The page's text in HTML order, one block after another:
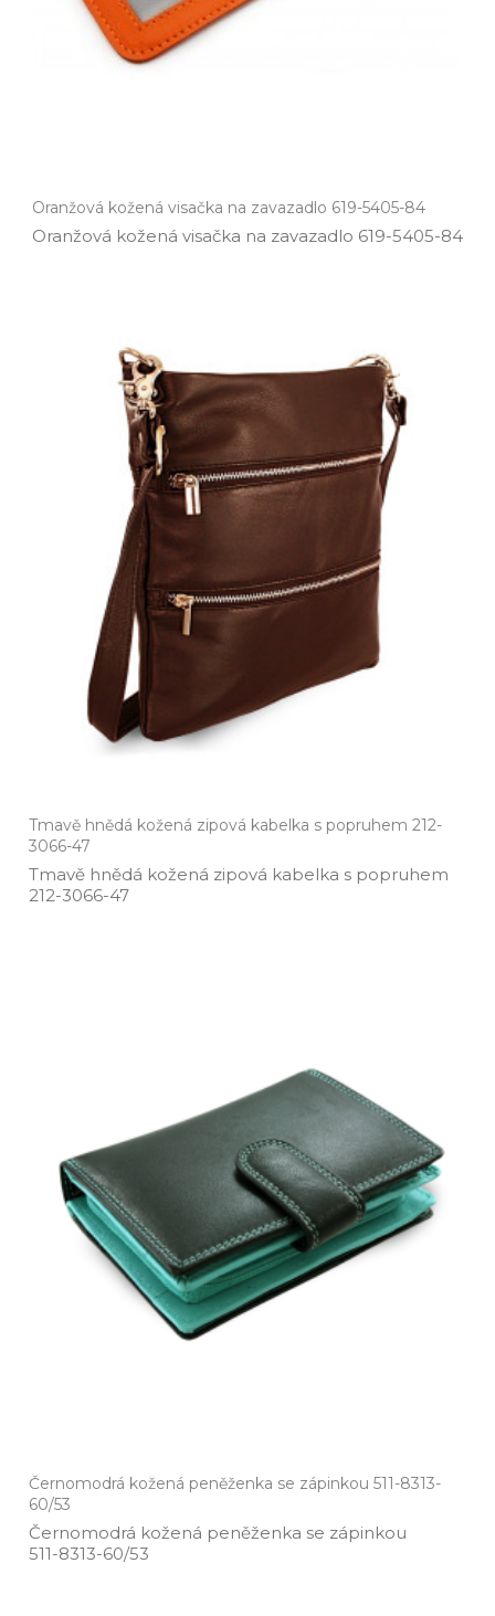
Oranžová kožená visačka na zavazadlo 619-5405-84
Oranžová kožená visačka na zavazadlo 619­-5405­-84
Tmavě hnědá kožená zipová kabelka s popruhem 212-
3066-47
Tmavě hnědá kožená zipová kabelka s popruhem
212­-3066­-47
Černomodrá kožená peněženka se zápinkou 511-8313-
60/53
Černomodrá kožená peněženka se zápinkou
511­-8313­-60/53